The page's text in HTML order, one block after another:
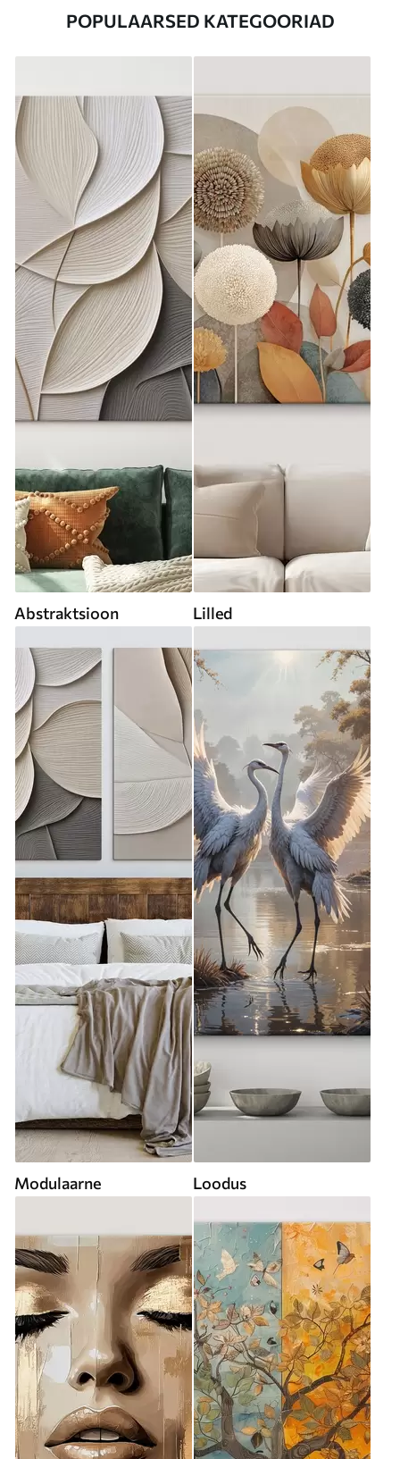
POPULAARSED KATEGOORIAD
Abstraktsioon Lilled
Modulaarne Loodus